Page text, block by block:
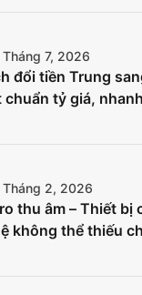
Tháng 7, 2026
đổi tiền Trung
chuẩn tỷ giá, nhanh
Tháng 2, 2026
thu âm – Thiết bị
không thể thiếu